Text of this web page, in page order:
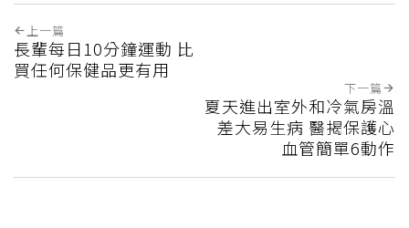
上一篇
長輩每日10分鐘運動 比
買任何保健品更有用
下一篇
夏天進出室外和冷氣房溫
差大易生病 醫揭保護心
血管簡單6動作